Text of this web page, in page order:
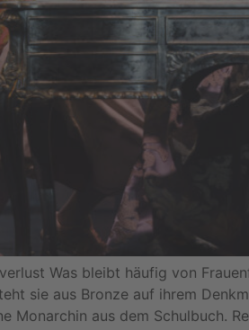
Was bleibt häufig von
sie aus Bronze auf ihrem
Monarchin aus dem Schulbuch.